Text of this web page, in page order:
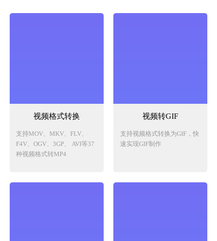
视频格式转换
支持MOV、MKV、FLV、
F4V、OGV、3GP、 AVI等37
种视频格式转MP4
视频转GIF
支持视频格式转换为GIF，快
速实现GIF制作